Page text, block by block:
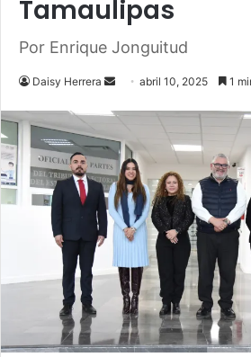
Tamaulipas
Por Enrique Jonguitud
Daisy Herrera
d
a
n
e
m
i
abril 10, 2025 1